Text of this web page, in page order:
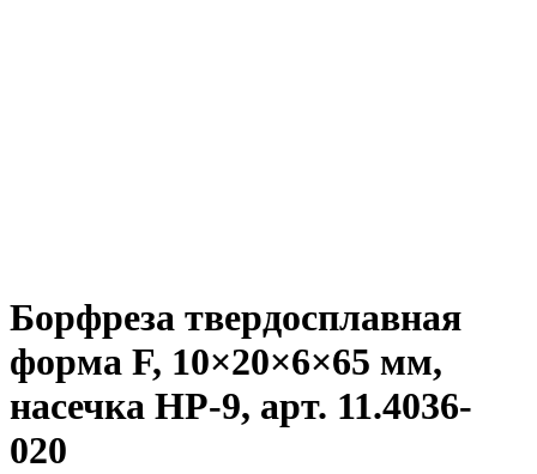
Борфреза твердосплавная
форма F, 10×20×6×65 мм,
насечка HP-9, арт. 11.4036-
020